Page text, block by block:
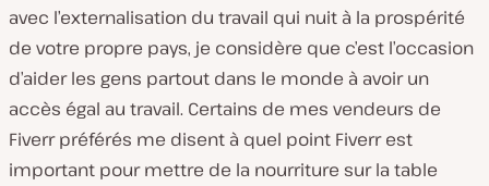
avec l’externalisation du travail qui nuit à la prospérité
de votre propre pays, je considère que c’est l’occasion
d’aider les gens partout dans le monde à avoir un
accès égal au travail. Certains de mes vendeurs de
Fiverr préférés me disent à quel point Fiverr est
important pour mettre de la nourriture sur la table